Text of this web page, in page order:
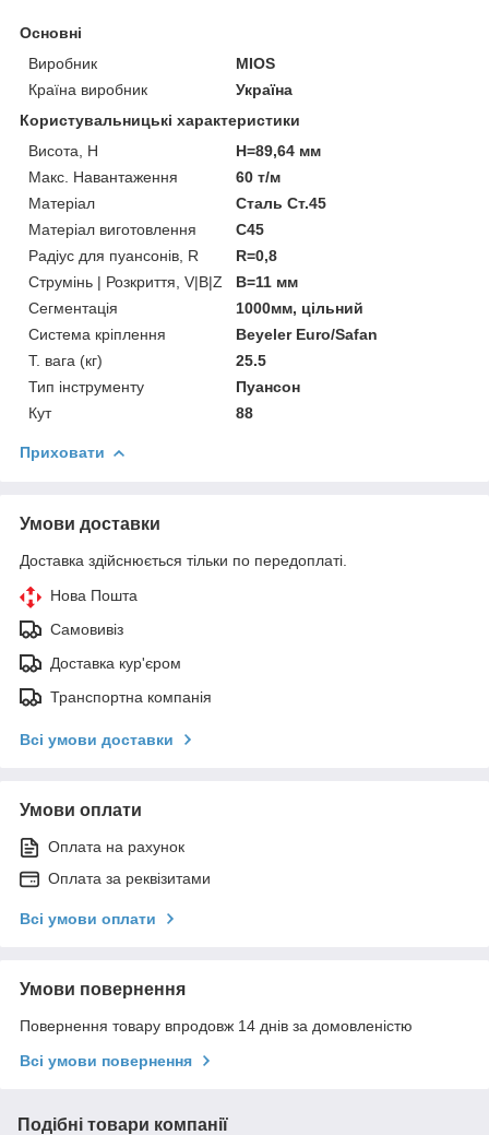
Основні
Виробник
MIOS
Країна виробник
Україна
Користувальницькі характеристики
Висота, H
H=89,64 мм
Макс. Навантаження
60 т/м
Матеріал
Сталь Ст.45
Матеріал виготовлення
C45
Радіус для пуансонів, R
R=0,8
Струмінь | Розкриття, V|B|Z
B=11 мм
Сегментація
1000мм, цільний
Система кріплення
Beyeler Euro/Safan
Т. вага (кг)
25.5
Тип інструменту
Пуансон
Кут
88
Приховати
Умови доставки
Доставка здійснюється тільки по передоплаті.
Нова Пошта
Самовивіз
Доставка кур'єром
Транспортна компанія
Всі умови доставки
Умови оплати
Оплата на рахунок
Оплата за реквізитами
Всі умови оплати
Умови повернення
Повернення товару впродовж 14 днів за домовленістю
Всі умови повернення
Подібні товари компанії